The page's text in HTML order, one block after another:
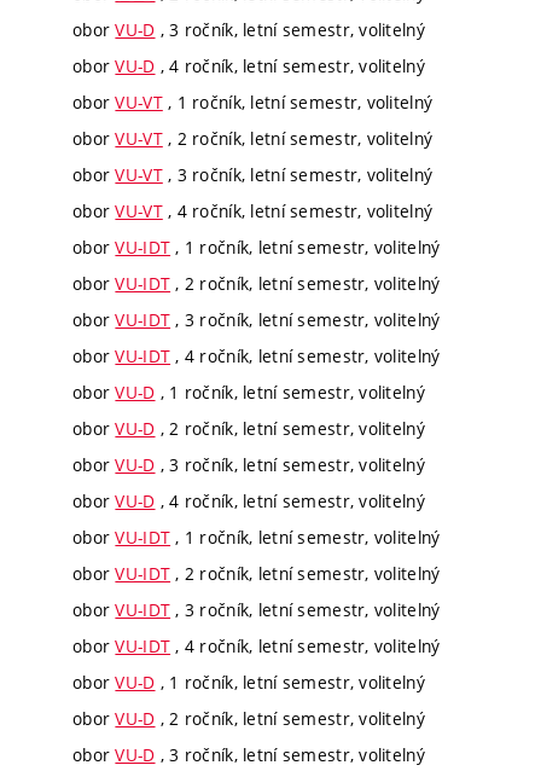
oborVU-D , 3 ročník, letní semestr, volitelný
oborVU-D , 4 ročník, letní semestr, volitelný
oborVU-VT, 1 ročník, letní semestr, volitelný
oborVU-VT, 2 ročník, letní semestr, volitelný
oborVU-VT, 3 ročník, letní semestr, volitelný
oborVU-VT, 4 ročník, letní semestr, volitelný
oborVU-IDT , 1 ročník, letní semestr, volitelný
oborVU-IDT , 2 ročník, letní semestr, volitelný
oborVU-IDT , 3 ročník, letní semestr, volitelný
oborVU-IDT , 4 ročník, letní semestr, volitelný
oborVU-D , 1 ročník, letní semestr, volitelný
oborVU-D , 2 ročník, letní semestr, volitelný
oborVU-D , 3 ročník, letní semestr, volitelný
oborVU-D , 4 ročník, letní semestr, volitelný
oborVU-IDT , 1 ročník, letní semestr, volitelný
oborVU-IDT , 2 ročník, letní semestr, volitelný
oborVU-IDT , 3 ročník, letní semestr, volitelný
oborVU-IDT , 4 ročník, letní semestr, volitelný
oborVU-D , 1 ročník, letní semestr, volitelný
oborVU-D , 2 ročník, letní semestr, volitelný
oborVU-D , 3 ročník, letní semestr, volitelný